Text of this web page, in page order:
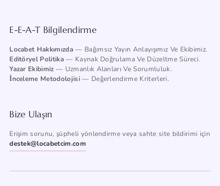
E-E-A-T Bilgilendirme
Locabet Hakkımızda— Bağımsız Yayın Anlayışımız Ve Ekibimiz.
Editöryel Politika— Kaynak Doğrulama Ve Düzeltme Süreci.
Yazar Ekibimiz — Uzmanlık Alanları Ve Sorumluluk.
İnceleme Metodolojisi— Değerlendirme Kriterleri.
Bize Ulaşın
Erişim sorunu, şüpheli yönlendirme veya sahte site bildirimi için
destek@locabetcim.com